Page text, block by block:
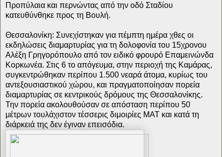
Προπύλαια και περνώντας από την οδό Σταδίου
κατευθύνθηκε προς τη Βουλή.
Θεσσαλονίκη: Συνεχίστηκαν για πέμπτη ημέρα χθες οι
εκδηλώσεις διαμαρτυρίας για τη δολοφονία του 15χρονου
Αλέξη Γρηγορόπουλο από τον ειδικό φρουρό Επαμεινώνδα
Κορκωνέα. Στις 6 το απόγευμα, στην περιοχή της Καμάρας,
συγκεντρώθηκαν περίπου 1.500 νεαρά άτομα, κυρίως του
αντεξουσιαστικού χώρου, και πραγματοποίησαν πορεία
διαμαρτυρίας σε κεντρικούς δρόμους της Θεσσαλονίκης.
Την πορεία ακολουθούσαν σε απόσταση περίπου 50
μέτρων τουλάχιστον τέσσερις διμοιρίες ΜΑΤ και κατά τη
διάρκειά της δεν έγιναν επεισόδια.